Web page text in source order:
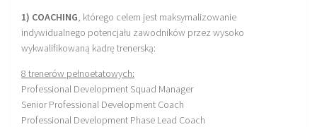
1) COACHING, którego celem jest maksymalizowanie
indywidualnego potencjału zawodników przez wysoko
wykwalifikowaną kadrę trenerską:
8 trenerów pełnoetatowych:
Professional Development Squad Manager
Senior Professional Development Coach
Professional Development Phase Lead Coach